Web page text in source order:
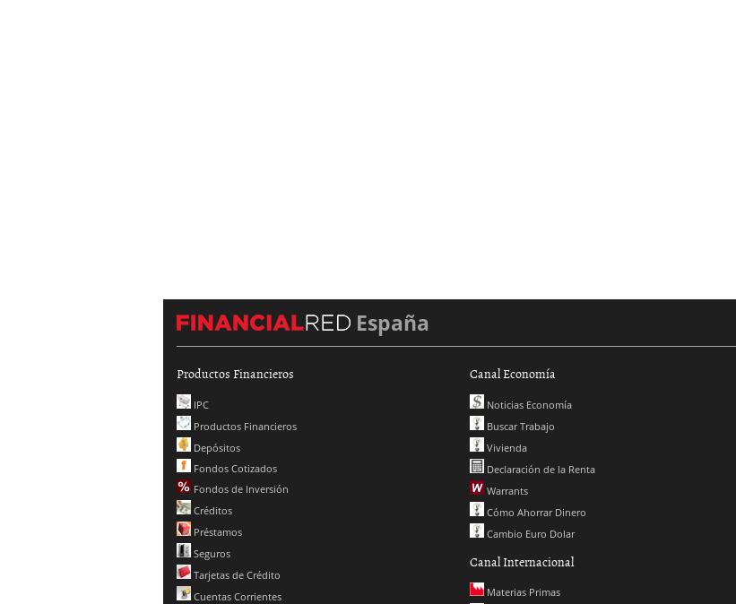
España
Productos Financieros
IPC
Productos Financieros
Depósitos
Fondos Cotizados
Fondos de Inversión
Créditos
Préstamos
Seguros
Tarjetas de Crédito
Cuentas Corrientes
Canal Economía
Noticias Economía
Buscar Trabajo
Vivienda
Declaración de la Renta
Warrants
Cómo Ahorrar Dinero
Cambio Euro Dolar
Canal Internacional
Materias Primas